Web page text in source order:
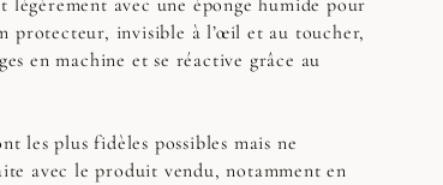
légèrement avec une éponge humide pour
protecteur, invisible à l’œil et au toucher,
en machine et se réactive grâce au
les plus fidèles possibles mais ne
avec le produit vendu, notamment en